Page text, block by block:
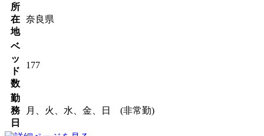
所
在
地
奈良県
ベ
ッ
ド
数
177
勤
務
日
月、火、水、金、日 (非常勤)